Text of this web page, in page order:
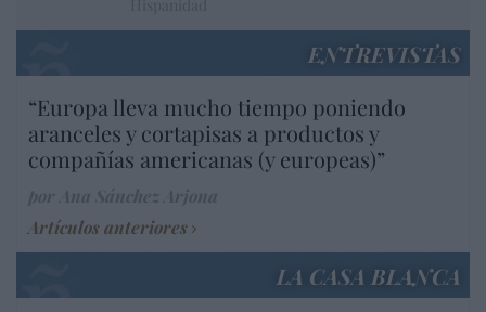
ENTREVISTAS
“Europa lleva mucho tiempo poniendo
aranceles y cortapisas a productos y
compañías americanas (y europeas)”
Artículos anteriores
LA CASA BLANCA